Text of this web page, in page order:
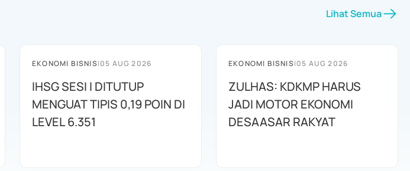
Lihat Semua
EKONOMI BISNIS|05 AUG 2026
IHSG SESI I DITUTUP
MENGUAT TIPIS 0,19 POIN DI
LEVEL 6.351
EKONOMI BISNIS|05 AUG 2026
ZULHAS: KDKMP HARUS
JADI MOTOR EKONOMI
DESAASAR RAKYAT